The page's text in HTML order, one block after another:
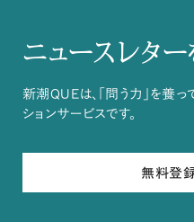
ニュースレタ
新潮QUEは、「問う力」を養
ションサービスです。
無料登